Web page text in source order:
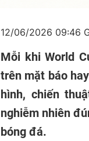
12/06/2026 09:46
Mỗi khi World
trên mặt báo
hình, chiến
nghiễm nhiên
bóng đá.